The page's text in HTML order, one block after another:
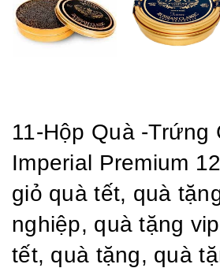
11-Hộp Quà -Trứng
Imperial Premium
giỏ quà tết, quà
nghiệp, quà tặng
tết, quà tặng, quà